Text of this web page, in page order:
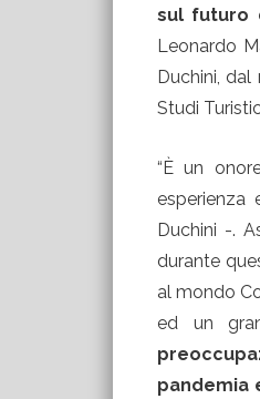
sul futuro
Leonardo
Duchini,
Studi
“È un
esperienza
Duchini -.
durante
al mondo
ed un
pandemia